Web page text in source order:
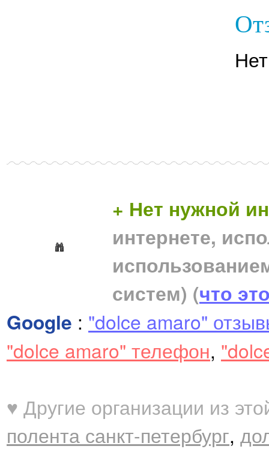
+ Нет нужной
интернете,
систем) (что
Google : "dolce amaro"
"dolce amaro" телефон,
♥ Другие организации из
полента санкт-петербург,